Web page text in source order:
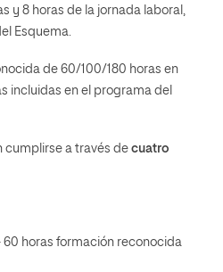
y 8 horas de la jornada laboral,
Esquema.
de 60/100/180 horas en
incluidas en el programa del
cumplirse a través de cuatro
60 horas formación reconocida